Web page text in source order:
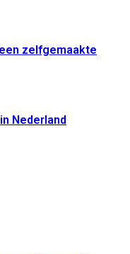
zelfgemaakte
Nederland